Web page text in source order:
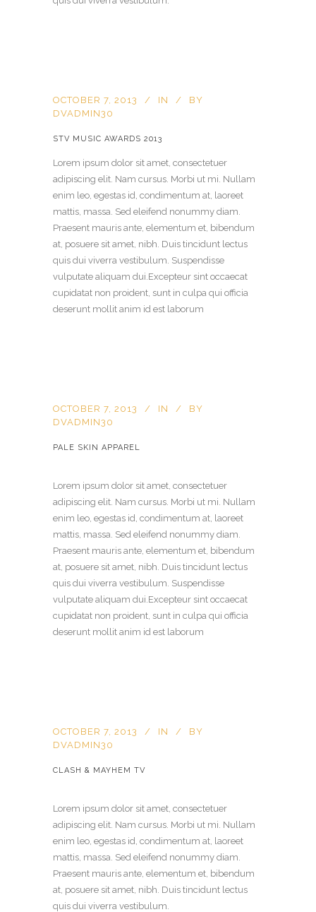
OCTOBER 7, 2013 IN
BY
DVADMIN30
STV MUSIC AWARDS 2013
Lorem ipsum dolor sit amet, consectetuer
adipiscing elit. Nam cursus. Morbi ut mi. Nullam
enim leo, egestas id, condimentum at, laoreet
mattis, massa. Sed eleifend nonummy diam.
Praesent mauris ante, elementum et, bibendum
at, posuere sit amet, nibh. Duis tincidunt lectus
quis dui viverra vestibulum. Suspendisse
vulputate aliquam dui.Excepteur sint occaecat
cupidatat non proident, sunt in culpa qui officia
deserunt mollit anim id est laborum
OCTOBER 7, 2013 IN
BY
DVADMIN30
PALE SKIN APPAREL
Lorem ipsum dolor sit amet, consectetuer
adipiscing elit. Nam cursus. Morbi ut mi. Nullam
enim leo, egestas id, condimentum at, laoreet
mattis, massa. Sed eleifend nonummy diam.
Praesent mauris ante, elementum et, bibendum
at, posuere sit amet, nibh. Duis tincidunt lectus
quis dui viverra vestibulum. Suspendisse
vulputate aliquam dui.Excepteur sint occaecat
cupidatat non proident, sunt in culpa qui officia
deserunt mollit anim id est laborum
OCTOBER 7, 2013 IN
BY
DVADMIN30
CLASH & MAYHEM TV
Lorem ipsum dolor sit amet, consectetuer
adipiscing elit. Nam cursus. Morbi ut mi. Nullam
enim leo, egestas id, condimentum at, laoreet
mattis, massa. Sed eleifend nonummy diam.
Praesent mauris ante, elementum et, bibendum
at, posuere sit amet, nibh. Duis tincidunt lectus
quis dui viverra vestibulum.